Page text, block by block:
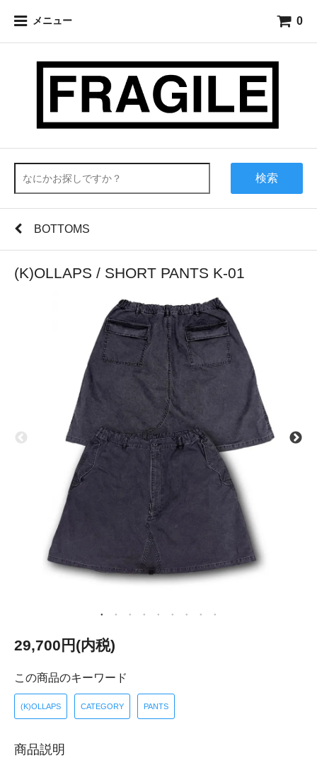
メニュー 0
検索
BOTTOMS
(K)OLLAPS / SHORT PANTS K-01
29,700円(内税)
この商品のキーワード
(K)OLLAPS CATEGORY PANTS
商品説明